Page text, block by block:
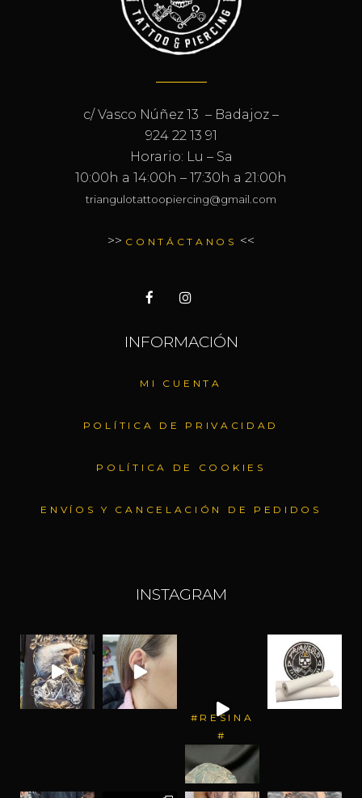
c/ Vasco Núñez 13 – Badajoz –
924 22 13 91
Horario: Lu – Sa
10:00h a 14:00h – 17:30h a 21:00h
triangulotattoopiercing@gmail.com
>> CONTÁCTANOS <<
INFORMACIÓN
MI CUENTA
POLÍTICA DE PRIVACIDAD
POLÍTICA DE COOKIES
ENVÍOS Y CANCELACIÓN DE PEDIDOS
INSTAGRAM
#RESINA
#